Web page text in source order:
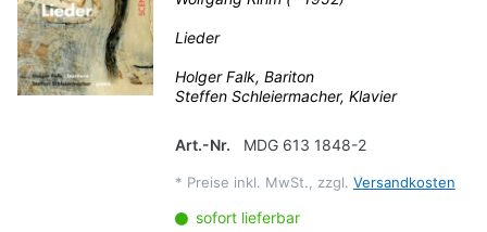
Lieder
Holger Falk, Bariton
Steffen Schleiermacher, Klavier
Art.-Nr. MDG 613 1848-2
* Preise inkl. MwSt., zzgl. Versandkosten
sofort lieferbar